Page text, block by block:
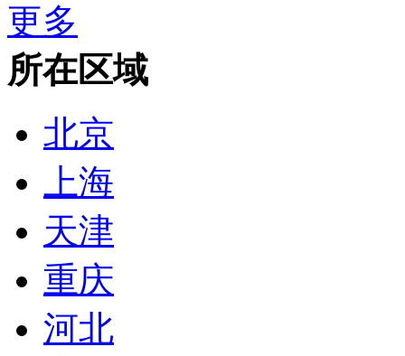
更多
所在区域
北京
上海
天津
重庆
河北